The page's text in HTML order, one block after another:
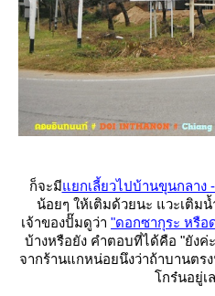
ก็จะมีกเลี้ยวไปบ้านขุนกลาง -
น้อยๆ ให้เติมด้วยนะ วะเติมน้
เจ้าของปั๊มดูว่า "ดอกซากุระ หรือ
บ้างหรือยัง คำตอบที่ได้คือ "ยัง
จากร้านแกหน่อยนึงว่าถ้าบานตร
กร๋นอยู่เล